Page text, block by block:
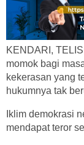
KENDARI,
momok bagi
kekerasan yang
hukumnya tak
Iklim demokrasi
mendapat teror